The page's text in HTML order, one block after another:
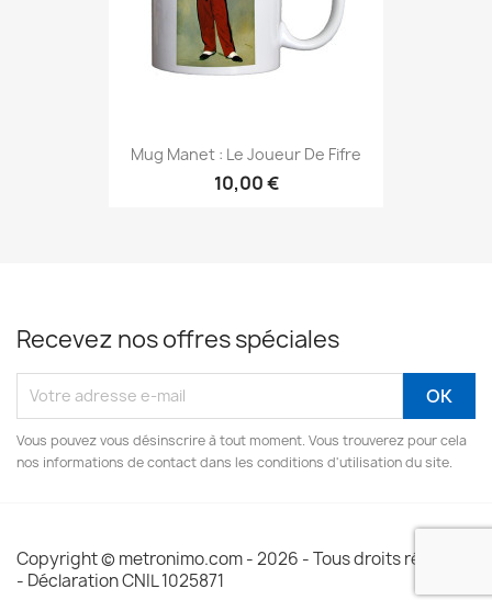
Mug Manet : Le Joueur De Fifre
10,00 €
Recevez nos offres spéciales
Vous pouvez vous désinscrire à tout moment. Vous trouverez pour cela
nos informations de contact dans les conditions d'utilisation du site.
Copyright © metronimo.com - 2026 - Tous droits réservés
- Déclaration CNIL 1025871